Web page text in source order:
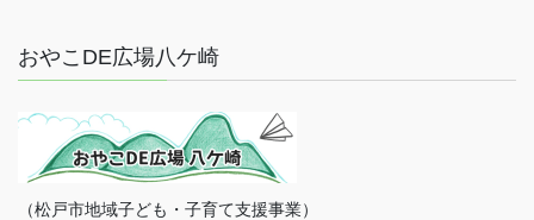
おやこDE広場八ケ崎
（松戸市地域子ども・子育て支援事業）